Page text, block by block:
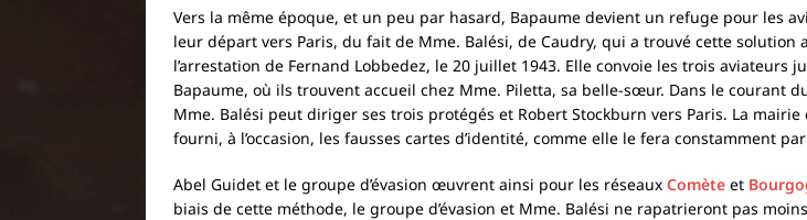
Vers la même époque, et un peu par hasard, Bapaume devient un refuge pour les
leur départ vers Paris, du fait de Mme. Balési, de Caudry, qui a trouvé cette solution
l’arrestation de Fernand Lobbedez, le 20 juillet 1943. Elle convoie les trois aviateurs
Bapaume, où ils trouvent accueil chez Mme. Piletta, sa belle-sœur. Dans le courant
Mme. Balési peut diriger ses trois protégés et Robert Stockburn vers Paris. La mairie
fourni, à l’occasion, les fausses cartes d’identité, comme elle le fera constamment
Abel Guidet et le groupe d’évasion œuvrent ainsi pour les réseaux Comète et
biais de cette méthode, le groupe d’évasion et Mme. Balési ne rapatrieront pas